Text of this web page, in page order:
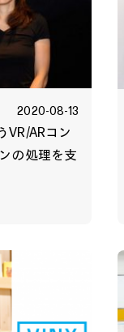
ター
2020-08-13
VR/ARコン
の処理を支